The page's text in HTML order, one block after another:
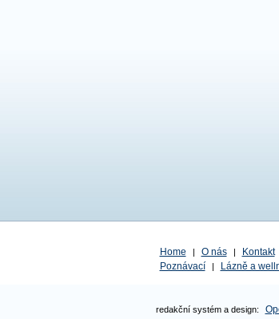
Home | O nás | Kontakt
Poznávací
| Lázně a
redakční systém a design: